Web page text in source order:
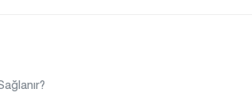
Acil Afet